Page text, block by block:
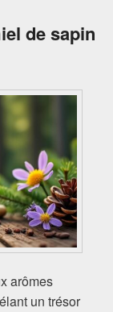
de sapin
arômes
un trésor